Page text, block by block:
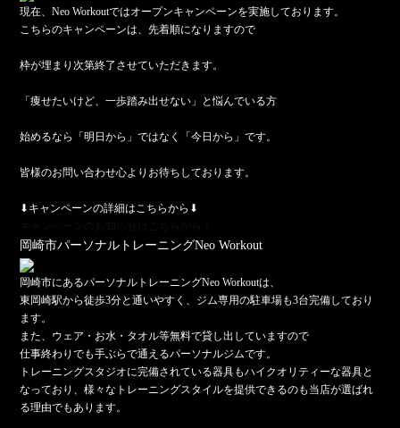
現在、Neo Workoutではオープンキャンペーンを実施しております。
こちらのキャンペーンは、先着順になりますので
枠が埋まり次第終了させていただきます。
「痩せたいけど、一歩踏み出せない」と悩んでいる方
始めるなら「明日から」ではなく「今日から」です。
皆様のお問い合わせ心よりお待ちしております。
⬇︎キャンペーンの詳細はこちらから⬇︎
岡崎市パーソナルトレーニングNeo Workout
岡崎市にあるパーソナルトレーニングNeo Workoutは、
東岡崎駅から徒歩3分と通いやすく、ジム専用の駐車場も3台完備しており
ます。
また、ウェア・お水・タオル等無料で貸し出していますので
仕事終わりでも手ぶらで通えるパーソナルジムです。
トレーニングスタジオに完備されている器具もハイクオリティーな器具と
なっており、様々なトレーニングスタイルを提供できるのも当店が選ばれ
る理由でもあります。